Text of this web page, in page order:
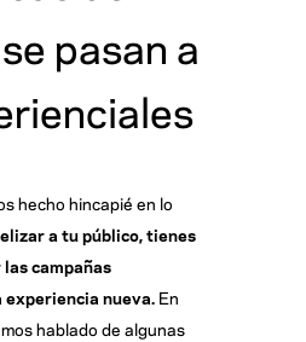
pasan a
hecho hincapié en lo
a tu público, tienes
campañas
nueva. En
hablado de algunas